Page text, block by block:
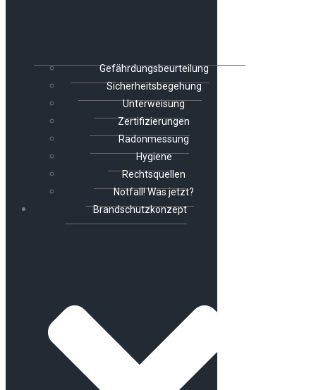
Gefährdungsbeurteilung
Sicherheitsbegehung
Unterweisung
Zertifizierungen
Radonmessung
Hygiene
Rechtsquellen
Notfall! Was jetzt?
Brandschutzkonzept